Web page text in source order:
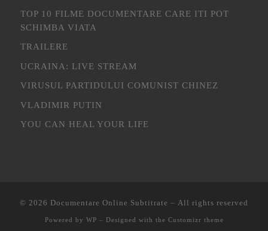
TOP 10 FILME DOCUMENTARE CARE ITI POT
SCHIMBA VIATA
TRAILERE
UCRAINA: LIVE STREAM
VIRUSUL PARTIDULUI COMUNIST CHINEZ
VLADIMIR PUTIN
YOU CAN HEAL YOUR LIFE
© 2026 Documentare Online Subtitrate – All rights reserved
Powered by WP – Designed with the Customizr theme